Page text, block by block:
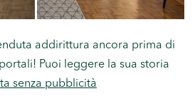
addirittura ancora prima di
Puoi leggere la sua storia
senza pubblicità